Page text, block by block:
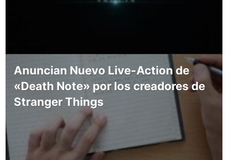
Anuncian Nuevo Live-Action de
«Death Note» por los creadores de
Stranger Things